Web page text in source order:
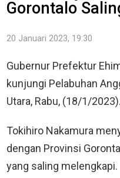
Gorontalo
20 Januari 2023, 19:30
Gubernur Prefektur
kunjungi Pelabuhan
Utara, Rabu, (18/1/2023).
Tokihiro Nakamura
dengan Provinsi
yang saling melengkapi.